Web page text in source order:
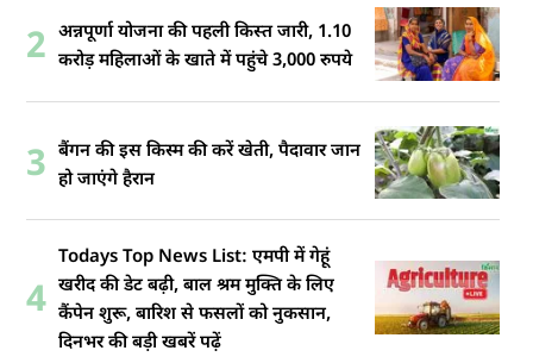
2 अन्नपूर्णा योजना की पहली किस्त जारी, 1.10
करोड़ महिलाओं के खाते में पहुंचे 3,000 रुपये
3 बैंगन की इस किस्म की करें खेती, पैदावार जान
हो जाएंगे हैरान
4
Todays Top News List: एमपी में गेहूं
खरीद की डेट बढ़ी, बाल श्रम मुक्ति के लिए
कैंपेन शुरू, बारिश से फसलों को नुकसान,
दिनभर की बड़ी खबरें पढ़ें